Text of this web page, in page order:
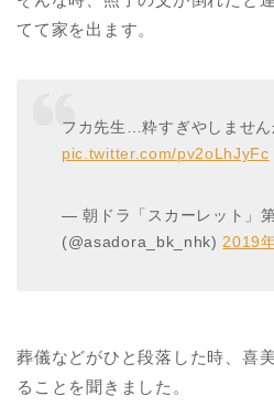
てて家を出ます。
フカ先生…粋すぎやしませ
pic.twitter.com/pv2oLhJyFc
— 朝ドラ「スカーレット」
(@asadora_bk_nhk)2019
葬儀などがひと段落した時、喜
ることを聞きました。